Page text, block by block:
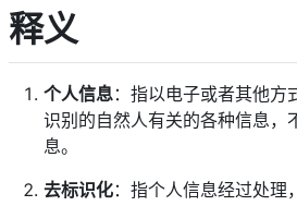
释义
个人信息：指以电子或者其他方
识别的自然人有关的各种信息，
息。
去标识化：指个人信息经过处理